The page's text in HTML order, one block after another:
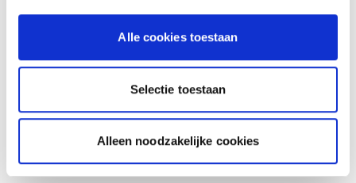
Alle cookies toestaan
Selectie toestaan
Alleen noodzakelijke cookies